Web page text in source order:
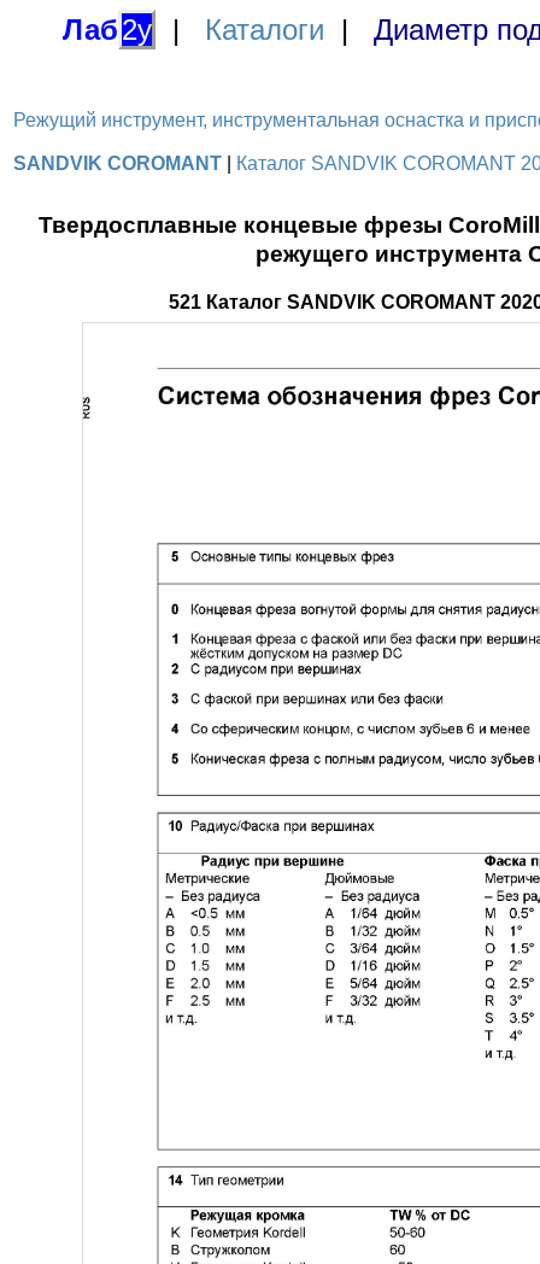
Лаб2у | Каталоги | Диаметр
Режущий инструмент, инструментальная оснастка и
SANDVIK COROMANT Каталог SANDVIK COROMANT
Твердосплавные концевые фрезы
режущего
521 Каталог SANDVIK COROMANT